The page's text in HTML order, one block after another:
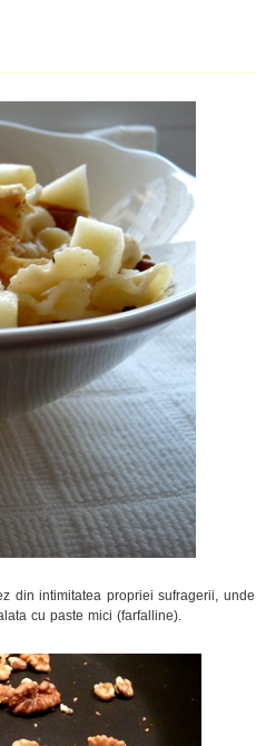
din intimitatea propriei sufragerii, unde
cu paste mici (farfalline).